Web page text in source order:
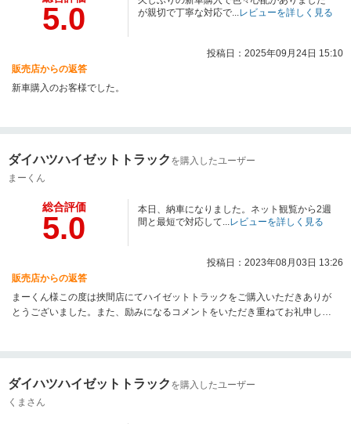
5.0
が親切で丁寧な対応で...レビューを詳しく見る
投稿日：2025年09月24日 15:10
販売店からの返答
新車購入のお客様でした。
ダイハツハイゼットトラック を購入したユーザー
まーくん
総合評価
5.0
本日、納車になりました。ネット観覧から2週
間と最短で対応して...レビューを詳しく見る
投稿日：2023年08月03日 13:26
販売店からの返答
まーくん様この度は挾間店にてハイゼットトラックをご購入いただきありが
とうございました。また、励みになるコメントをいただき重ねてお礼申し上
したら、気軽にご連絡ください。今後とも末永いお付き合いをよろしくお願
ダイハツハイゼットトラック を購入したユーザー
くまさん